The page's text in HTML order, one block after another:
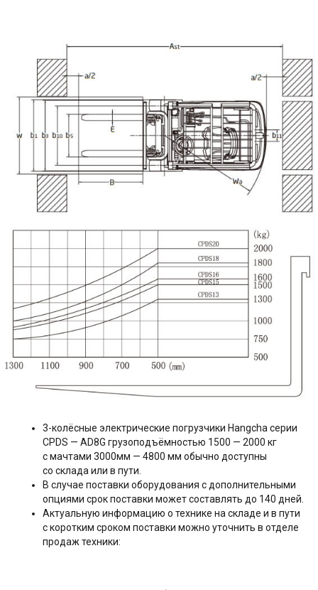
3-колёсные электрические погрузчики Hangcha серии
CPDS — AD8G грузоподъёмностью 1500 — 2000 кг
с мачтами 3000мм — 4800 мм обычно доступны
со склада или в пути.
В случае поставки оборудования с дополнительными
опциями срок поставки может составлять до 140 дней.
Актуальную информацию о технике на складе и в пути
с коротким сроком поставки можно уточнить в отделе
продаж техники: